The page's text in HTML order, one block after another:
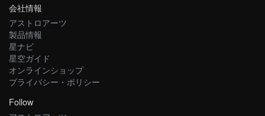
会社情報
アストロアーツ
製品情報
星ナビ
星空ガイド
オンラインショップ
プライバシー・ポリシー
Follow